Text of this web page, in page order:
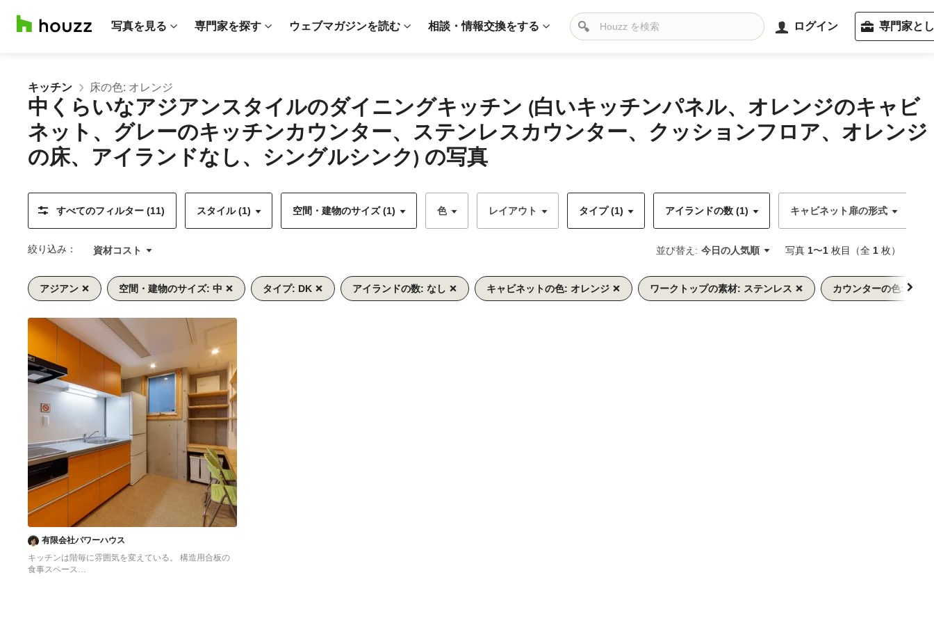
写真を見る 専門家を探す ウェブマガジンを読む 相談・情報交換をする ログイン 専門家と
キッチン 床の色: オレンジ
中くらいなアジアンスタイルのダイニングキッチン (白いキッチンパネル、オレンジのキャビ
ネット、グレーのキッチンカウンター、ステンレスカウンター、クッションフロア、オレンジ
の床、アイランドなし、シングルシンク) の写真
すべてのフィルター (11) スタイル (1) 空間・建物のサイズ (1) 色 レイアウト タイプ (1) アイランドの数 (1) キャビネット扉の形式
絞り込み： 資材コスト 並び替え: 今日の人気順 写真 1〜1 枚目（全 1 枚）
アジアン 空間・建物のサイズ: 中 タイプ: DK アイランドの数: なし キャビネットの色: オレンジ ワークトップの素材: ステンレス
カウンターの色: グレ
へ
へ
有限会社パワーハウス
キッチンは階毎に雰囲気を変えている。 構造用合板の
食事スペース